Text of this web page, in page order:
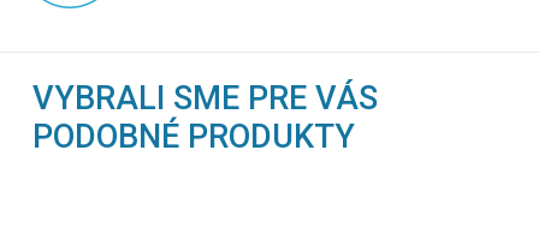
VYBRALI SME PRE VÁS
PODOBNÉ PRODUKTY